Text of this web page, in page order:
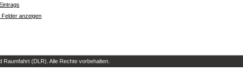
Felder anzeigen
(DLR). Alle Rechte vorbehalten.